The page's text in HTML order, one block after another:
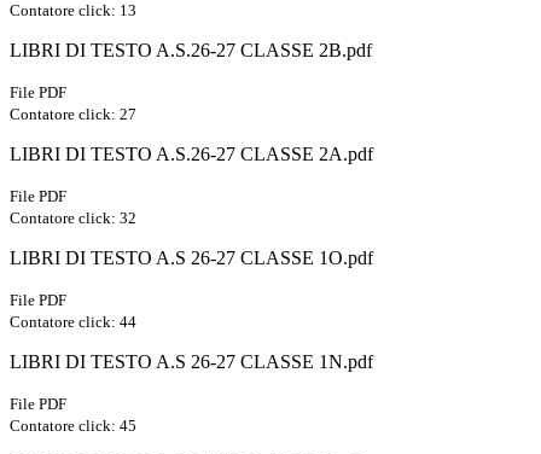
Contatore click: 13
LIBRI DI TESTO A.S.26-27 CLASSE 2B.pdf
File PDF
Contatore click: 27
LIBRI DI TESTO A.S.26-27 CLASSE 2A.pdf
File PDF
Contatore click: 32
LIBRI DI TESTO A.S 26-27 CLASSE 1O.pdf
File PDF
Contatore click: 44
LIBRI DI TESTO A.S 26-27 CLASSE 1N.pdf
File PDF
Contatore click: 45